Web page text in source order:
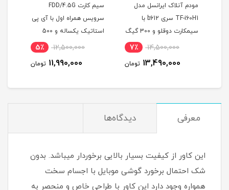
مودم آنلاک ایرانسل مدل
TF-i60H1 سری b612 با
سیمکارت دوقلو و 300 گیگ
اینترنت یکساله
14,500,000 7٪
13,490,000 تومان
سیم کارت FDD/4.5G
سرویس همراه اول با آی پی
استاتیک یکساله و 500
گیگ اینترنت سه ماهه
12,500,000 5٪
11,990,000 تومان
معرفی دیدگاه‌ها
این کاور از کیفیت بسیار بالایی برخوردار میباشد. بدون
شک احتمال برخورد گوشی موبایل با اجسام سخت
همواره وجود دارد این کاور با طراحی خاص و منحصر به